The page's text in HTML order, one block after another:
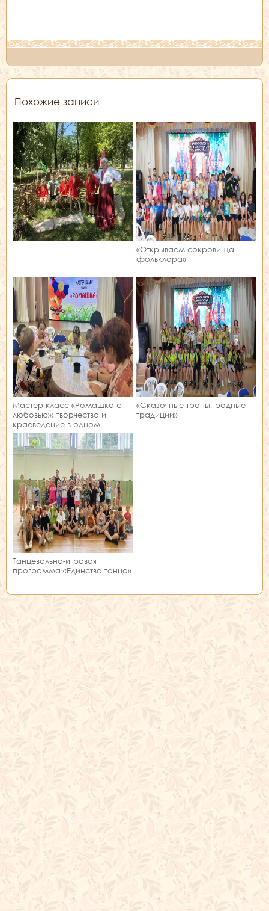
Похожие записи
«Открываем сокровища
фольклора»
Мастер‑класс «Ромашка с
любовью»: творчество и
краеведение в одном
занятии!
«Сказочные тропы, родные
традиции»
Танцевально-игровая
программа «Единство танца»